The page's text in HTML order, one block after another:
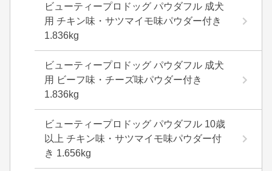
ビューティープロドッグ パウダフル 成犬
用 チキン味・サツマイモ味パウダー付き
1.836kg
ビューティープロドッグ パウダフル 成犬
用 ビーフ味・チーズ味パウダー付き
1.836kg
ビューティープロドッグ パウダフル 10歳
以上 チキン味・サツマイモ味パウダー付
き 1.656kg